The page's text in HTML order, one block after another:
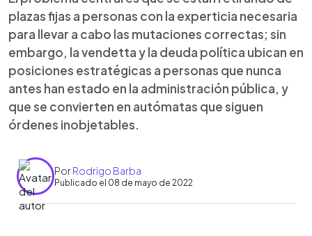
plazas fijas a personas con la experticia necesaria
para llevar a cabo las mutaciones correctas; sin
embargo, la vendetta y la deuda política ubican en
posiciones estratégicas a personas que nunca
antes han estado en la administración pública, y
que se convierten en autómatas que siguen
órdenes inobjetables.
PorRodrigo Barba
Publicado el 08 de mayo de 2022